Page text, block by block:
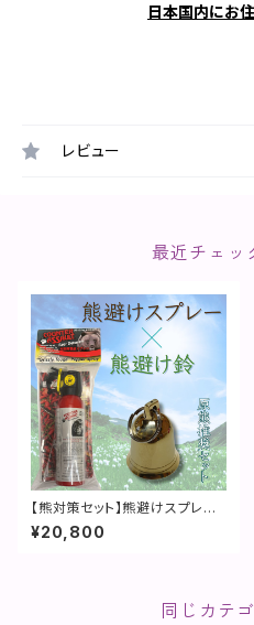
日本国内にお
レビュー
最近チェッ
【熊対策セット】熊避けスプレー
×熊避け鈴
¥20,800
同じカテ